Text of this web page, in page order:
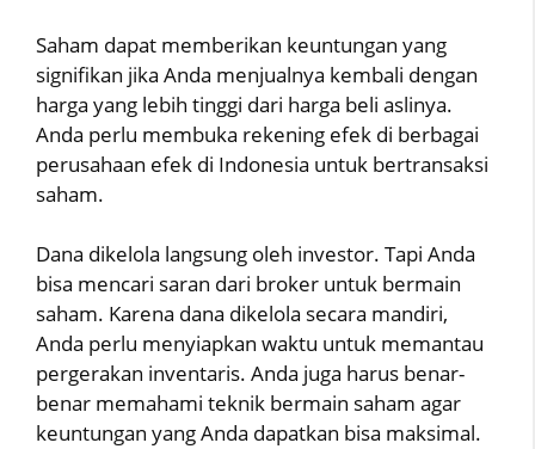
Saham dapat memberikan keuntungan yang
signifikan jika Anda menjualnya kembali dengan
harga yang lebih tinggi dari harga beli aslinya.
Anda perlu membuka rekening efek di berbagai
perusahaan efek di Indonesia untuk bertransaksi
saham.
Dana dikelola langsung oleh investor. Tapi Anda
bisa mencari saran dari broker untuk bermain
saham. Karena dana dikelola secara mandiri,
Anda perlu menyiapkan waktu untuk memantau
pergerakan inventaris. Anda juga harus benar-
benar memahami teknik bermain saham agar
keuntungan yang Anda dapatkan bisa maksimal.